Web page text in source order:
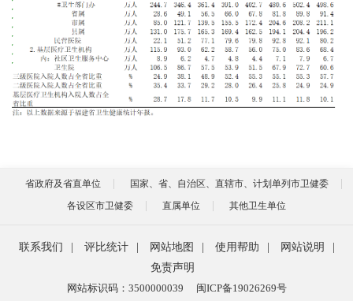
省政府及省直单位
国家、省、自治区、直辖市、计划单列市卫健委
各设区市卫健委
直属单位 其他卫生单位
联系我们 评比统计 网站地图 使用帮助 网站说明
免责声明
网站标识码：3500000039
闽ICP备19026269号